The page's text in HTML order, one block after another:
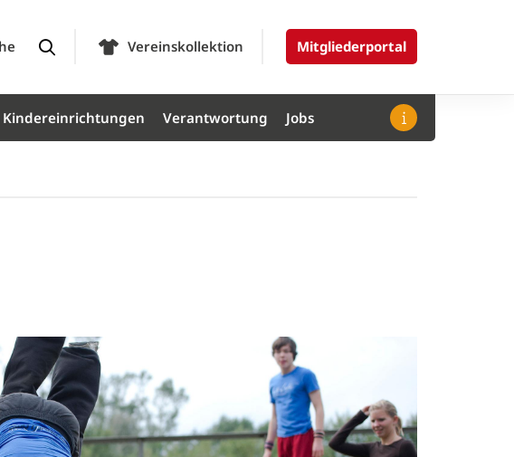
Vereinskollektion Mitgliederportal
Kindereinrichtungen Verantwortung Jobs